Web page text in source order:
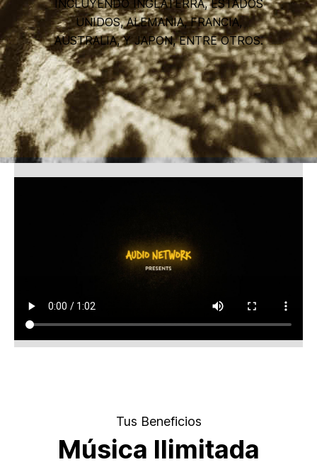
INCLUYENDO INGLATERRA, ESTADOS
UNIDOS, ALEMANIA, FRANCIA,
AUSTRALIA, Y JAPON, ENTRE OTROS.
Tus Beneficios
Música Ilimitada